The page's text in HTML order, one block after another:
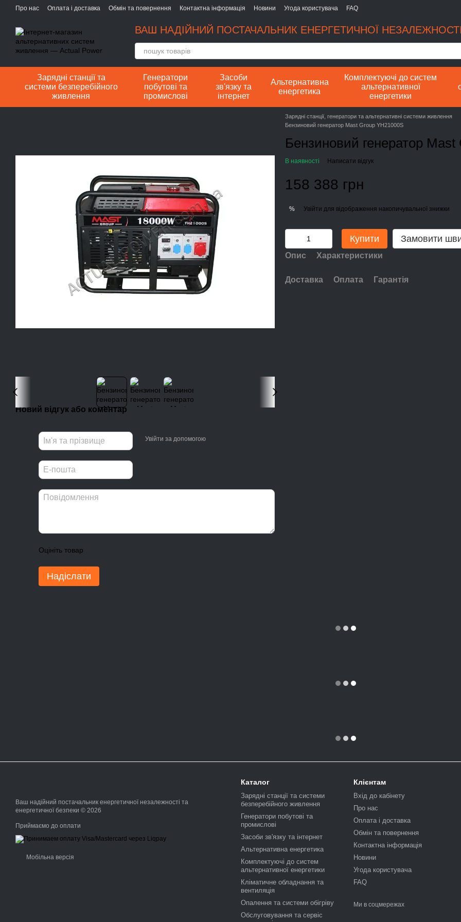
Перейти до основного контенту
Про нас Оплата і доставка Обмін та повернення Контактна інформація Новини Угода користувача FAQ
ВАШ НАДІЙНИЙ ПОСТАЧАЛЬНИК ЕНЕРГЕТИЧНОЇ
Зарядні станції та
системи безперебійного
живлення
Генератори
побутові та
промислові
Засоби
зв'язку та
інтернет
Альтернативна
енергетика
Комплектуючі до систем
альтернативної
енергетики
Новий відгук або коментар
Увійти за допомогою
Оцініть товар
Надіслати
Зарядні станції, генератори та альтернативні системи живлення
Бензиновий генератор Mast Group YH21000S
Бензиновий генератор
В наявності Написати відгук
158 388 грн
% Увійти для відображення накопичувальної знижки
Купити Замовити
Опис Характеристики
Доставка Оплата Гарантія
Ваш надійний постачальник енергетичної незалежності та
енергетичної безпеки © 2026
Приймаємо до оплати
Мобільна версія
Каталог
Зарядні станції та системи
безперебійного живлення
Генератори побутові та
промислові
Засоби зв'язку та інтернет
Альтернативна енергетика
Комплектуючі до систем
альтернативної енергетики
Кліматичне обладнання та
вентиляція
Опалення та системи обігріву
Обслуговування та сервіс
Клієнтам
Вхід до кабінету
Про нас
Оплата і доставка
Обмін та повернення
Контактна інформація
Новини
Угода користувача
FAQ
Ми в соцмережах